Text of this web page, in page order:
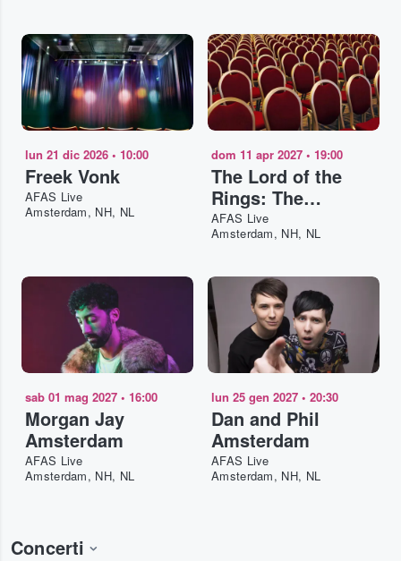
Tour Amsterdam
lun 21 dic 2026 • 10:00
Freek Vonk
AFAS Live
Amsterdam, NH, NL
dom 11 apr 2027 • 19:00
The Lord of the
Rings: The
Fellowship of the
Ring in Concert
AFAS Live
Amsterdam, NH, NL
sab 01 mag 2027 • 16:00
Morgan Jay
Amsterdam
AFAS Live
Amsterdam, NH, NL
lun 25 gen 2027 • 20:30
Dan and Phil
Amsterdam
AFAS Live
Amsterdam, NH, NL
Concerti